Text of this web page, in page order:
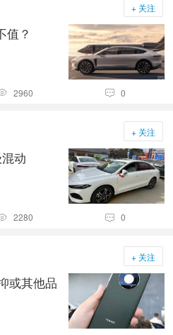
+ 关注
值？
2960  0
+ 关注
动
2280  0
+ 关注
或其他品